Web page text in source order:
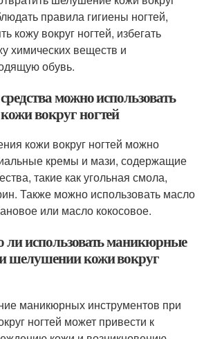
правила гигиены ногтей,
кожу вокруг ногтей, избегать
химических веществ и
обувь.
можно использовать
вокруг ногтей
кожи вокруг ногтей можно
кремы и мази, содержащие
такие как угольная смола,
Также можно использовать масло
или масло кокосовое.
использовать маникюрные
шелушении кожи вокруг
маникюрных инструментов при
ногтей может привести к